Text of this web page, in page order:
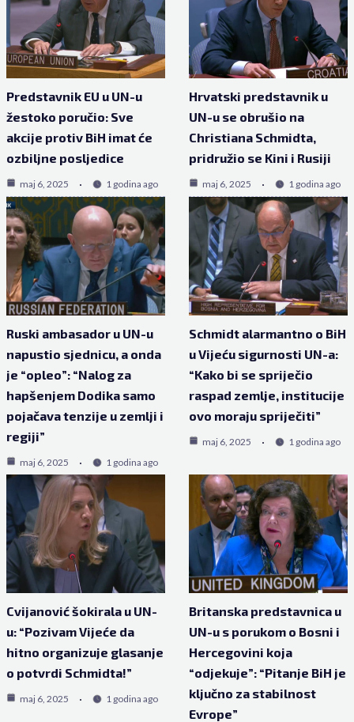
Predstavnik EU u UN-u
žestoko poručio: Sve
akcije protiv BiH imat će
ozbiljne posljedice
maj 6, 2025 1 godina ago
Hrvatski predstavnik u
UN-u se obrušio na
Christiana Schmidta,
pridružio se Kini i Rusiji
maj 6, 2025 1 godina ago
Ruski ambasador u UN-u
napustio sjednicu, a onda
je “opleo”: “Nalog za
hapšenjem Dodika samo
pojačava tenzije u zemlji i
regiji”
maj 6, 2025 1 godina ago
Schmidt alarmantno o BiH
u Vijeću sigurnosti UN-a:
“Kako bi se spriječio
raspad zemlje, institucije
ovo moraju spriječiti”
maj 6, 2025 1 godina ago
Cvijanović šokirala u UN-
u: “Pozivam Vijeće da
hitno organizuje glasanje
o potvrdi Schmidta!”
maj 6, 2025 1 godina ago
Britanska predstavnica u
UN-u s porukom o Bosni i
Hercegovini koja
“odjekuje”: “Pitanje BiH je
ključno za stabilnost
Evrope”